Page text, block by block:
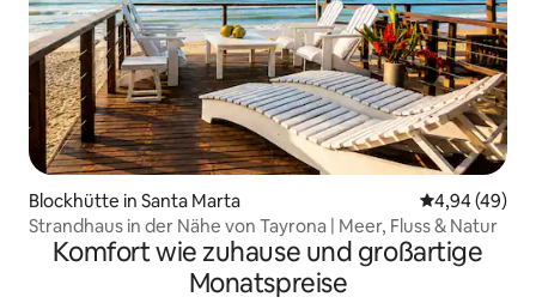
Blockhütte in Santa Marta
4,94 (49)
Strandhaus in der Nähe von Tayrona | Meer, Fluss & Natur
Komfort wie zuhause und großartige
Monatspreise